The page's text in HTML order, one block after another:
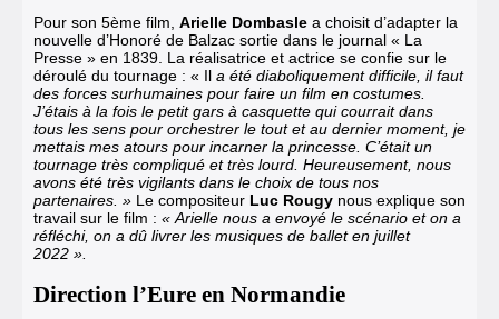
Pour son 5ème film Arielle Dombasle a choisit d’adapter la
nouvelle d’Honoré de Balzac sortie dans le journal « La
Presse » en 1839. La réalisatrice et actrice se confie sur le
déroulé du tournage : « Il a été diaboliquement difficile, il faut
des forces surhumaines pour faire un film en costumes.
J’étais à la fois le petit gars à casquette qui courrait dans
tous les sens pour orchestrer le tout et au dernier moment, je
mettais mes atours pour incarner la princesse. C’était un
tournage très compliqué et très lourd. Heureusement, nous
avons été très vigilants dans le choix de tous nos
partenaires. » Le compositeur Luc Rougy nous explique son
travail sur le film : « Arielle nous a envoyé le scénario et on a
réfléchi, on a dû livrer les musiques de ballet en juillet
2022 ».
Direction l’Eure en Normandie